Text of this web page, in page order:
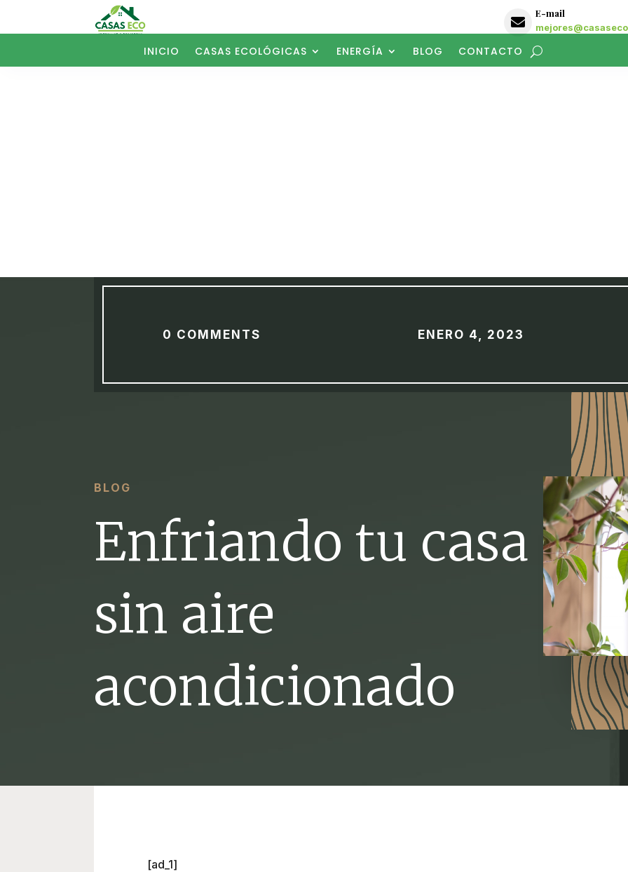

E-mail
INICIO CASAS ECOLÓGICAS ENERGÍA BLOG CONTACTO
0 COMMENTS ENERO 4, 2023
BLOG
Enfriando tu casa
sin aire
acondicionado
[ad_1]